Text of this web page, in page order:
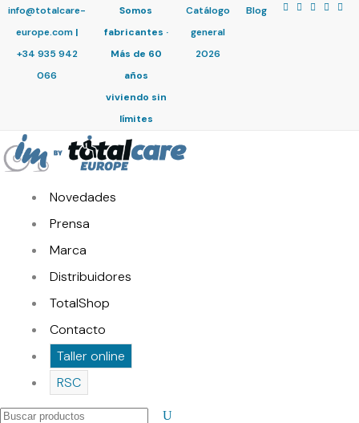
info@totalcare-
europe.com|
+34 935 942
066
Somos
fabricantes ·
Más de 60
años
viviendo sin
límites
Catálogo
general
2026
Blog
Novedades
Prensa
Marca
Distribuidores
TotalShop
Contacto
Taller online
RSC
Buscar